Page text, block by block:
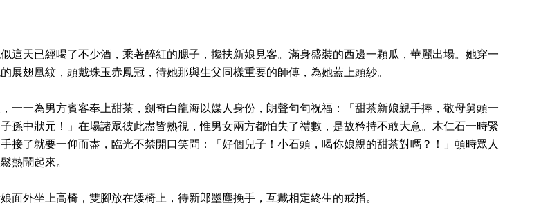
似這天已經喝了不少酒，乘著醉紅的腮子，攙扶新娘見客。滿身盛裝的西邊一顆瓜，華麗出場。她穿一
展翅凰紋，頭戴珠玉赤鳳冠，待她那與生父同樣重要的師傅，為她蓋上頭紗。
一一為男方賓客奉上甜茶，劍奇白龍海以媒人身份，朗聲句句祝福：「甜茶新娘親手捧，敬母舅頭一
孫中狀元！」在場諸眾彼此盡皆熟視，惟男女兩方都怕失了禮數，是故矜持不敢大意。木仁石一時緊
接了就要一仰而盡，臨光不禁開口笑問：「好個兒子！小石頭，喝你娘親的甜茶對嗎？！」頓時眾人
熱鬧起來。
面外坐上高椅，雙腳放在矮椅上，待新郎墨塵挽手，互戴相定終生的戒指。